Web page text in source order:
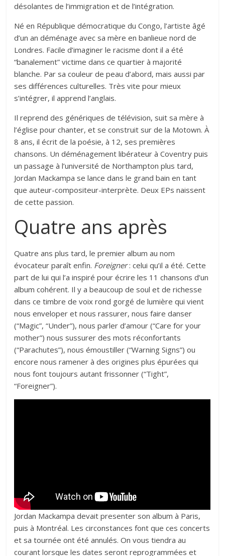
désolantes de l’immigration et de l’intégration.
Né en République démocratique du Congo, l’artiste âgé
d’un an déménage avec sa mère en banlieue nord de
Londres. Facile d’imaginer le racisme dont il a été
“banalement” victime dans ce quartier à majorité
blanche. Par sa couleur de peau d’abord, mais aussi par
ses différences culturelles. Très vite pour mieux
s’intégrer, il apprend l’anglais.
Il reprend des génériques de télévision, suit sa mère à
l’église pour chanter, et se construit sur de la Motown. À
8 ans, il écrit de la poésie, à 12, ses premières
chansons. Un déménagement libérateur à Coventry puis
un passage à l’université de Northampton plus tard,
Jordan Mackampa se lance dans le grand bain en tant
que auteur-compositeur-interprète. Deux EPs naissent
de cette passion.
Quatre ans après
Quatre ans plus tard, le premier album au nom
évocateur paraît enfin. Foreigner: celui qu’il a été. Cette
part de lui qui l’a inspiré pour écrire les 11 chansons d’un
album cohérent. Il y a beaucoup de soul et de richesse
dans ce timbre de voix rond gorgé de lumière qui vient
nous enveloper et nous rassurer, nous faire danser
(“Magic”, “Under”), nous parler d’amour (“Care for your
mother”) nous sussurer des mots réconfortants
(“Parachutes”), nous émoustiller (“Warning Signs”) ou
encore nous ramener à des origines plus épurées qui
nous font toujours autant frissonner (“Tight”,
“Foreigner”).
Jordan Mackampa devait presenter son album à Paris,
puis à Montréal. Les circonstances font que ces concerts
et sa tournée ont été annulés. On vous tiendra au
courant lorsque les dates seront reprogrammées et